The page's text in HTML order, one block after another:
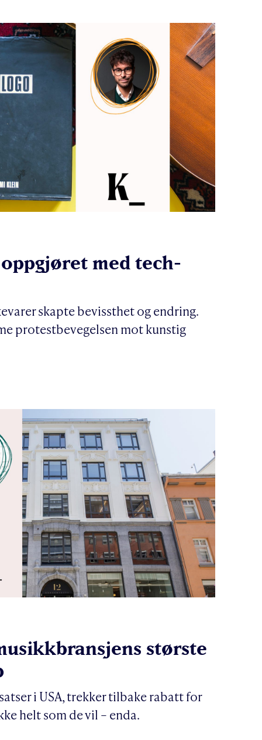
med tech-
skapte bevissthet og endring.
protestbevegelsen mot kunstig
største
i USA, trekker tilbake rabatt for
helt som de vil – enda.